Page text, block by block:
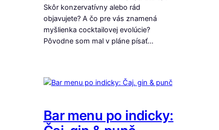
Skôr konzervatívny alebo rád
objavujete? A čo pre vás znamená
myšlienka cocktailovej evolúcie?
Pôvodne som mal v pláne písať…
Bar menu po indicky: